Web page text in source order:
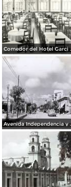
Avenida